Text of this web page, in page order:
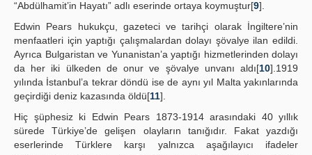
“Abdülhamit’in Hayatı” adlı eserinde ortaya koymuştur[9].
Edwin Pears hukukçu, gazeteci ve tarihçi olarak İngiltere’nin
menfaatleri için yaptığı çalışmalardan dolayı şövalye ilan edildi.
Ayrıca Bulgaristan ve Yunanistan’a yaptığı hizmetlerinden dolayı
da her iki ülkeden de onur ve şövalye unvanı aldı[10].1919
yılında İstanbul’a tekrar döndü ise de aynı yıl Malta yakınlarında
geçirdiği deniz kazasında öldü[11].
Hiç şüphesiz ki Edwin Pears 1873-1914 arasındaki 40 yıllık
sürede Türkiye’de gelişen olayların tanığıdır. Fakat yazdığı
eserlerinde Türklere karşı yalnızca aşağılayıcı ifadeler